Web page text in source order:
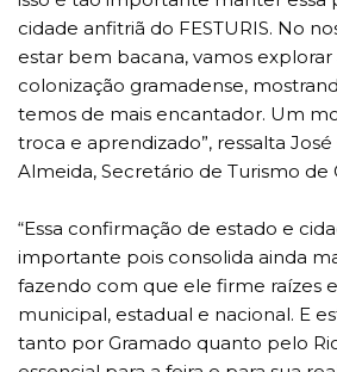
cidade anfitriã do FESTURIS. No
estar bem bacana, vamos explorar
colonização gramadense,
temos de mais encantador. Um
troca e aprendizado”, ressalta
Almeida, Secretário de Turismo de
“Essa confirmação de estado e
importante pois consolida ainda
fazendo com que ele firme raízes
municipal, estadual e nacional. E
tanto por Gramado quanto pelo